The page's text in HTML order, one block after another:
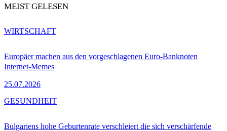
MEIST GELESEN
Europäer machen aus den vorgeschlagenen Euro-Banknoten
Internet-Memes
25.07.2026
WIRTSCHAFT
Bulgariens hohe Geburtenrate verschleiert die sich verschärfende
GESUNDHEIT